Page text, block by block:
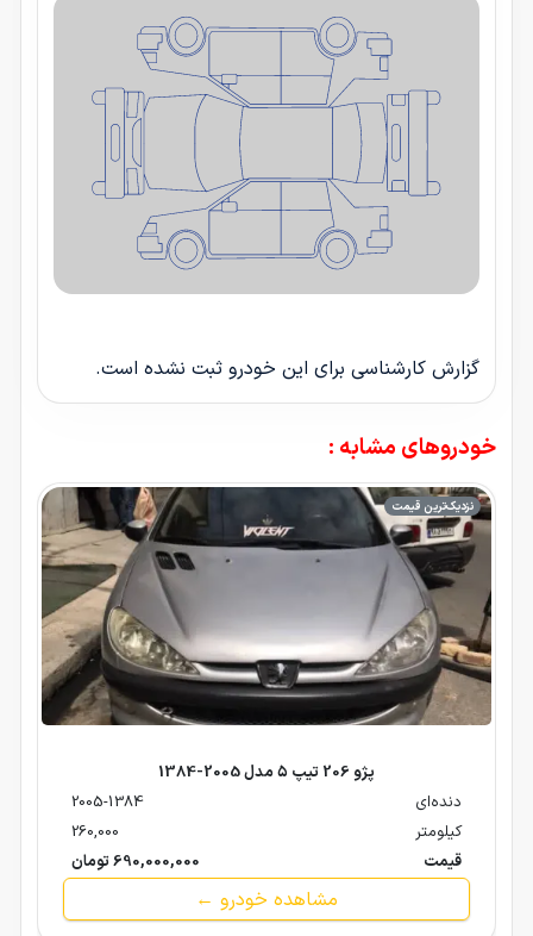
گزارش کارشناسی برای این خودرو ثبت نشده است.
خودروهای مشابه :
نزدیک‌ترین قیمت
پژو 206 تیپ ۵ مدل 2005-1384
دنده‌ای
2005-1384
کیلومتر
260,000
قیمت
690,000,000 تومان
مشاهده خودرو ←